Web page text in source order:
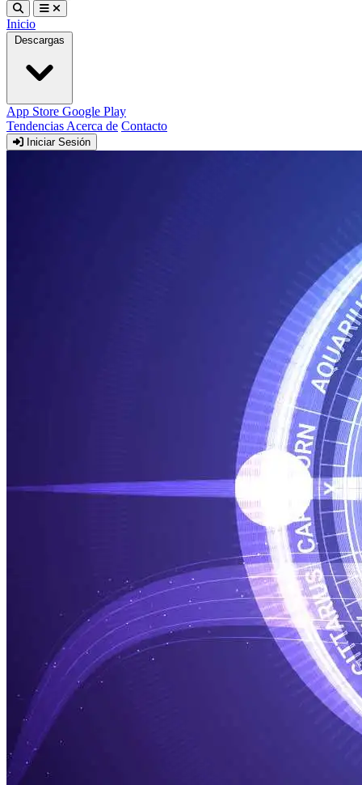
Inicio
Descargas
App Store Google Play
Tendencias Acerca de Contacto
Iniciar Sesión